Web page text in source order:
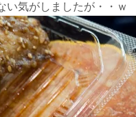
い気がしましたが・・ｗ